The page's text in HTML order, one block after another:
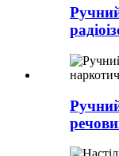
Ручний